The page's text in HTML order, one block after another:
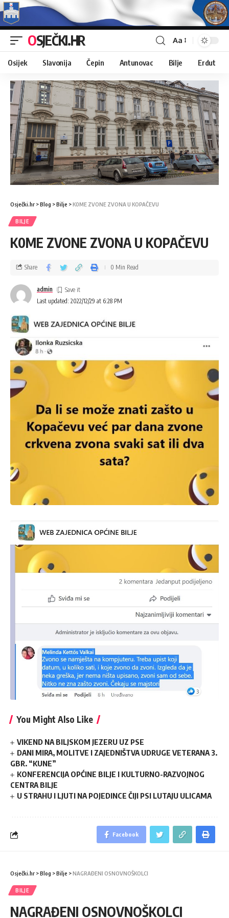
OSJEČKI.HR Aa
Osijek Slavonija Čepin Antunovac Bilje Erdut
Osječki.hr >Blog >Bilje >K0ME ZVONE ZVONA U KOPAČEVU
BILJE
K0ME ZVONE ZVONA U KOPAČEVU
Last updated: 2022/12/29 at 6:28 PM
admin
Share 0 Min Read
You Might Also Like
VIKEND NA BILJSKOM JEZERU UZ PSE
DANI MIRA, MOLITVE I ZAJEDNIŠTVA UDRUGE VETERANA 3.
GBR. “KUNE”
KONFERENCIJA OPĆINE BILJE I KULTURNO-RAZVOJNOG
CENTRA BILJE
U STRAHU I LJUTI NA POJEDINCE ČIJI PSI LUTAJU ULICAMA
Facebook
Osječki.hr >Blog >Bilje >NAGRAĐENI OSNOVNOŠKOLCI
BILJE
NAGRAĐENI OSNOVNOŠKOLCI